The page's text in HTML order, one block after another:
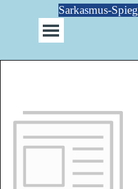
Direkt zum Seiteninhalt
Sarkasmus-
Menü überspringen